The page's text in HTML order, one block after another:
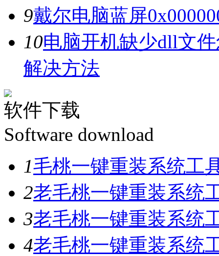
9戴尔电脑蓝屏
10电脑开机缺少dll文
解决方法
软件下载
Software download
1毛桃一键重装系统工
2老毛桃一键重装系统
3老毛桃一键重装系统
4老毛桃一键重装系统